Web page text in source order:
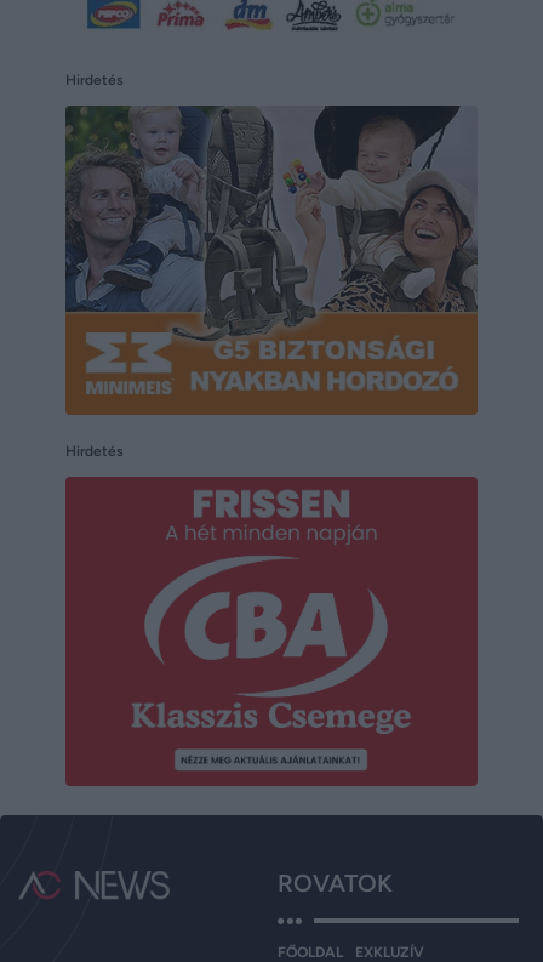
Hirdetés
Hirdetés
ROVATOK
FŐOLDAL
EXKLUZÍV